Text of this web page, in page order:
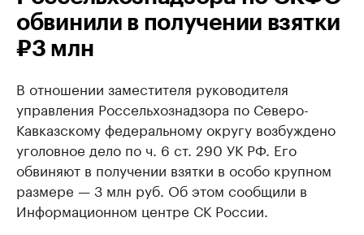
обвинили в получении взятки
₽3 млн
В отношении заместителя руководителя
управления Россельхознадзора по Северо-
Кавказскому федеральному округу возбуждено
уголовное дело по ч. 6 ст. 290 УК РФ. Его
обвиняют в получении взятки в особо крупном
размере — 3 млн руб. Об этом сообщили в
Информационном центре СК России.